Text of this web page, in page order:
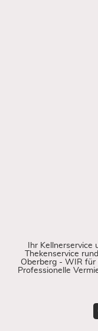
Ihr Kellnerservice
Thekenservice
Oberberg - WIR für
Professionelle